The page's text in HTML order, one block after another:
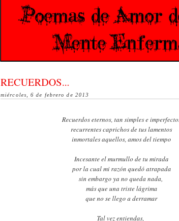
RECUERDOS...
miércoles, 6 de febrero de 2013
Recuerdos eternos, tan simples e
recurrentes caprichos de tus lamentos
inmortales aquellos, amos del tiempo
Incesante el murmullo de tu mirada
por la cual mi razón quedó atrapada
sin embargo ya no queda nada,
más que una triste lágrima
que no se llego a derramar
Tal vez entiendas,